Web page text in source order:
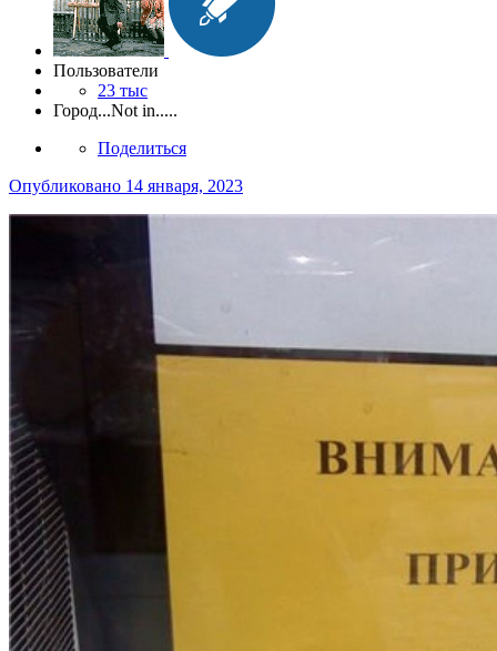
Пользователи
23 тыс
Город...Not in.....
Поделиться
Опубликовано 14 января, 2023